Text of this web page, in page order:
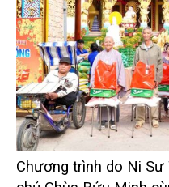
Chương trình do Ni Sư